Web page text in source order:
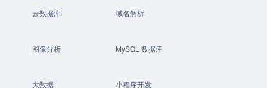
云数据库 域名解析
图像分析 MySQL 数据库
大数据 小程序开发